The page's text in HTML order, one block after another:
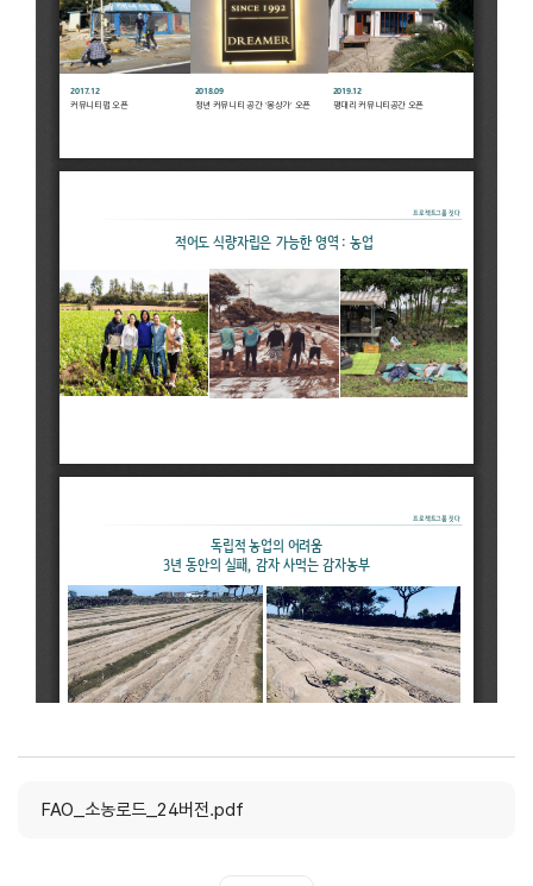
FAO_소농로드_24버전.pdf